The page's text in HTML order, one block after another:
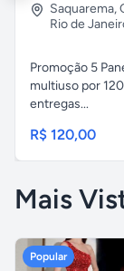
Saquarema,
Rio de
Promoção 5
multiuso por
entregas...
R$ 120,00
Mais
Popular